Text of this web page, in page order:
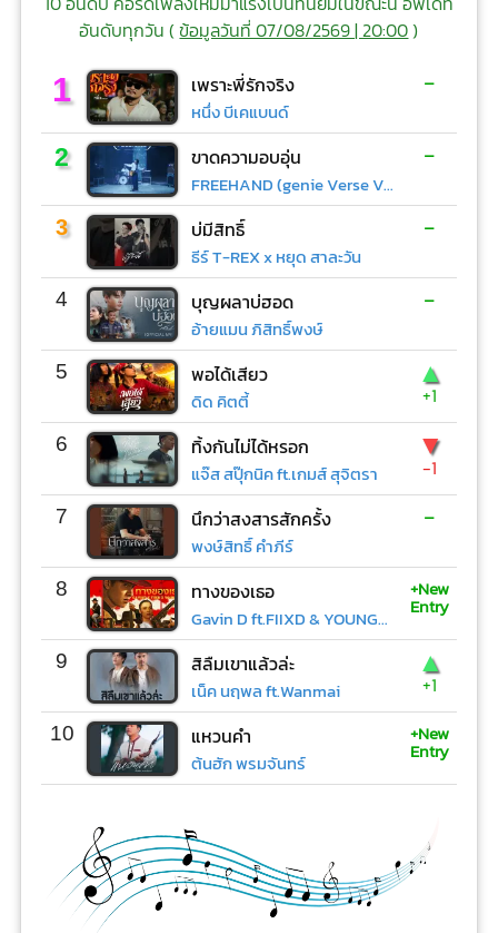
อันดับทุกวัน (ข้อมูลวันที่ 07/08/2569 | 20:00)
1 เพราะพี่รักจริง
หนึ่ง บีเคแบนด์
-
2 ขาดความอบอุ่น
FREEHAND (genie Verse Vol.1)
-
3 บ่มีสิทธิ์
ธีร์ T-REX x หยุด สาละวัน
-
4 บุญผลาบ่ฮอด
อ้ายแมน ภิสิทธิ์พงษ์
-
5 พอได้เสียว
ดิด คิตตี้
▲
+1
6 ทิ้งกันไม่ได้หรอก
แจ๊ส สปุ๊กนิค ft.เกมส์ สุจิตรา
▼
-1
7 นึกว่าสงสารสักครั้ง
พงษ์สิทธิ์ คำภีร์
-
8 ทางของเธอ
Gavin D ft.FIIXD & YOUNGOHM
+New
Entry
9 สิลืมเขาแล้วล่ะ
เน็ค นฤพล ft.Wanmai
▲
+1
10 แหวนคำ
ต้นฮัก พรมจันทร์
+New
Entry